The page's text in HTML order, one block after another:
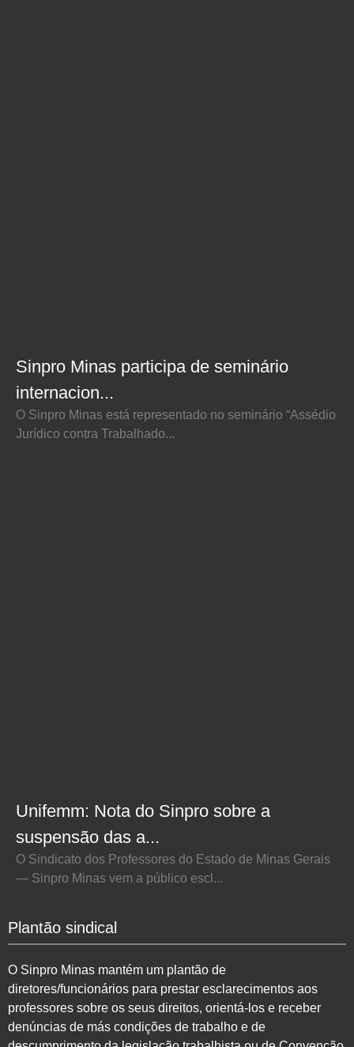
Sinpro Minas participa de seminário
internacion...
O Sinpro Minas está representado no seminário “Assédio
Jurídico contra Trabalhado...
Unifemm: Nota do Sinpro sobre a
suspensão das a...
O Sindicato dos Professores do Estado de Minas Gerais
— Sinpro Minas vem a público escl...
Plantão sindical
O Sinpro Minas mantém um plantão de
diretores/funcionários para prestar esclarecimentos aos
professores sobre os seus direitos, orientá-los e receber
denúncias de más condições de trabalho e de